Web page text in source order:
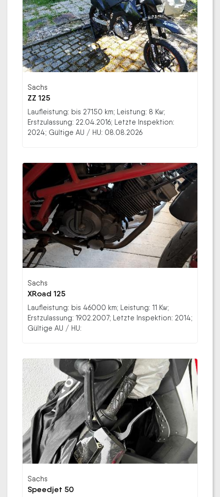
Sachs
ZZ 125
Laufleistung: bis 27150 km; Leistung: 8 Kw;
Erstzulassung: 22.04.2016; Letzte Inspektion:
2024; Gültige AU / HU: 08.08.2026
Sachs
XRoad 125
Laufleistung: bis 46000 km; Leistung: 11 Kw;
Erstzulassung: 19.02.2007; Letzte Inspektion: 2014;
Gültige AU / HU:
Sachs
Speedjet 50